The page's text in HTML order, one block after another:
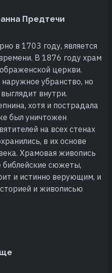
Предтечи
в 1703 году, является
В 1876 году храм
церкви.
убранство, но
внутри.
хотя и пострадала
был уничтожен
на всех стенах
в их основе
Храмовая живопись
библейские сюжеты,
и истинно верующим, и
и живописью